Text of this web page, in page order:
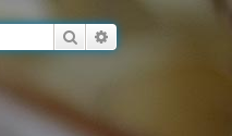
Rechercher